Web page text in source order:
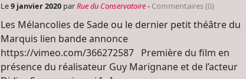
Le9 janvier 2020 parRue du Conservatoire- Commentaires (0)
Les Mélancolies de Sade ou le dernier petit théâtre du
Marquis lien bande annonce
https://vimeo.com/366272587 Première du film en
présence du réalisateur Guy Marignane et de l’acteur